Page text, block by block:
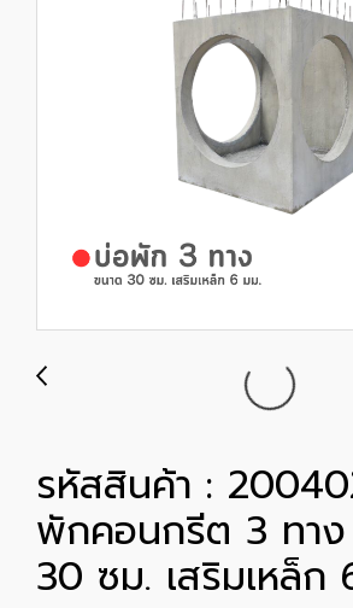
รหัสสินค้า :
พักคอนกรีต 3 ทา
30 ซม. เสริมเหล็ก